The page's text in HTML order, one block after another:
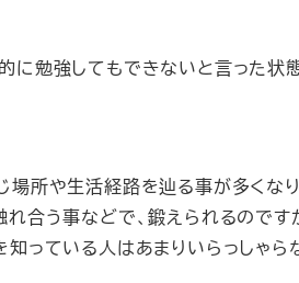
勉強してもできないと言った状
所や生活経路を辿る事が多くな
合う事などで、鍛えられるので
っている人はあまりいらっしゃら